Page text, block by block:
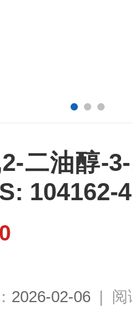
二油醇-
104162-
2026-02-06 | 阅